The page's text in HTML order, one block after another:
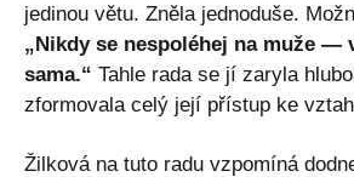
jedinou větu. Zněla jednoduše.
„Nikdy se nespoléhej na muže —
sama.“ Tahle rada se jí zaryla
zformovala celý její přístup ke
Žilková na tuto radu vzpomíná